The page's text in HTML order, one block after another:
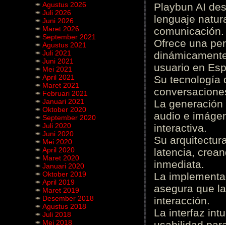
Agustus 2026
Juli 2026
Juni 2026
Maret 2026
September 2021
Agustus 2021
Juli 2021
Juni 2021
Mei 2021
April 2021
Maret 2021
Februari 2021
Januari 2021
Oktober 2020
September 2020
Juli 2020
Juni 2020
Mei 2020
April 2020
Maret 2020
Januari 2020
Oktober 2019
April 2019
Maret 2019
Desember 2018
Agustus 2018
Juli 2018
Mei 2018
Playbun AI
lenguaje
comunicación.
Ofrece una
usuario en
Su tecnología
La
audio e
interactiva.
Su
latencia,
inmediata.
La
asegura que
interacción.
La interfaz